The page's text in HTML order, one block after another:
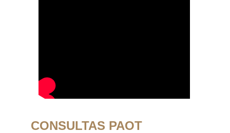
CONSULTAS PAOT